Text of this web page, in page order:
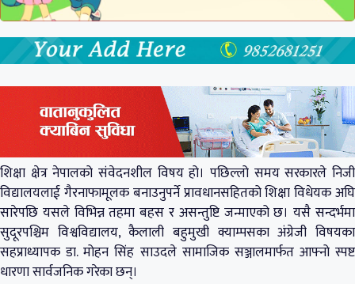
शिक्षा क्षेत्र नेपालको संवेदनशील विषय हो। पछिल्लो समय सरकारले निजी
विद्यालयलाई गैरनाफामूलक बनाउनुपर्ने प्रावधानसहितको शिक्षा विधेयक अघि
सारेपछि यसले विभिन्न तहमा बहस र असन्तुष्टि जन्माएको छ। यसै सन्दर्भमा
सुदूरपश्चिम विश्वविद्यालय, कैलाली बहुमुखी क्याम्पसका अंग्रेजी विषयका
सहप्राध्यापक डा. मोहन सिंह साउदले सामाजिक सञ्जालमार्फत आफ्नो स्पष्ट
धारणा सार्वजनिक गरेका छन्।